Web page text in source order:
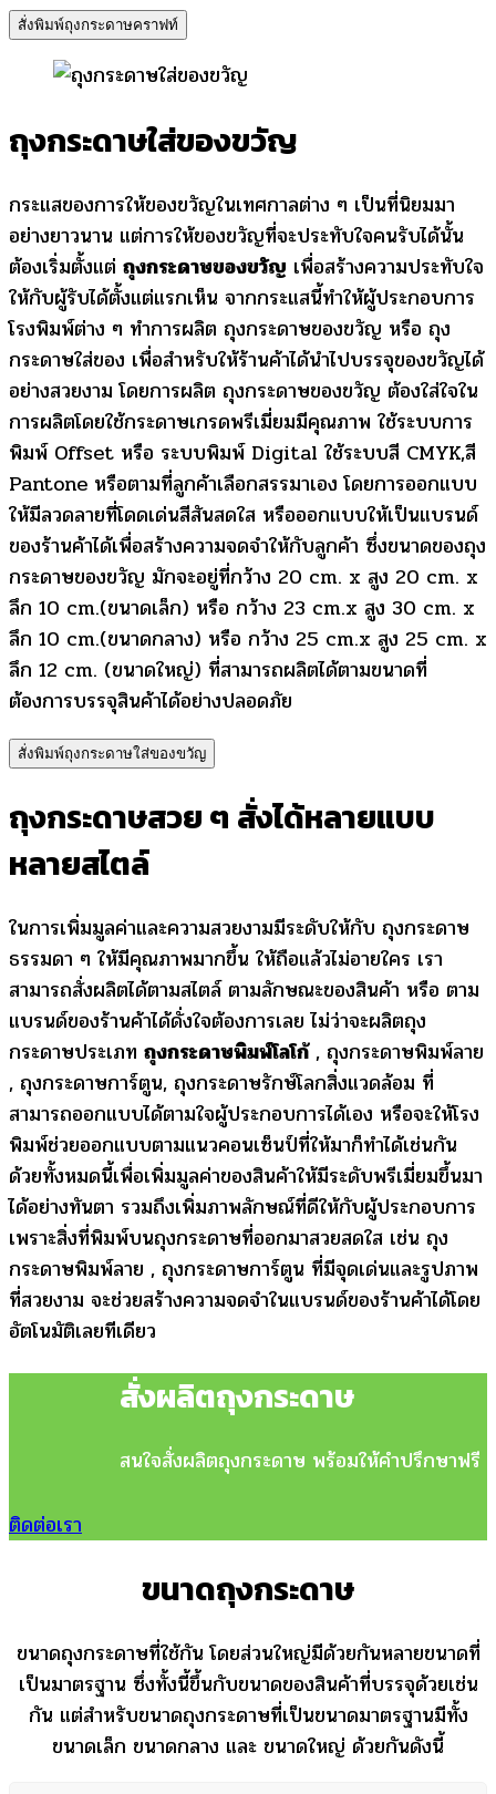
สั่งพิมพ์ถุงกระดาษคราฟท์
ถุงกระดาษใส่ของขวัญ
กระแสของการให้ของขวัญในเทศกาลต่าง ๆ เป็นที่นิยมมา
อย่างยาวนาน แต่การให้ของขวัญที่จะประทับใจคนรับได้นั้น
ต้องเริ่มตั้งแต่ ถุงกระดาษของขวัญ เพื่อสร้างความประทับใจ
ให้กับผู้รับได้ตั้งแต่แรกเห็น จากกระแสนี้ทำให้ผู้ประกอบการ
โรงพิมพ์ต่าง ๆ ทำการผลิต ถุงกระดาษของขวัญ หรือ ถุง
กระดาษใส่ของ เพื่อสำหรับให้ร้านค้าได้นำไปบรรจุของขวัญได้
อย่างสวยงาม โดยการผลิต ถุงกระดาษของขวัญ ต้องใส่ใจใน
การผลิตโดยใช้กระดาษเกรดพรีเมี่ยมมีคุณภาพ ใช้ระบบการ
พิมพ์ Offset หรือ ระบบพิมพ์ Digital ใช้ระบบสี CMYK,สี
Pantone หรือตามที่ลูกค้าเลือกสรรมาเอง โดยการออกแบบ
ให้มีลวดลายที่โดดเด่นสีสันสดใส หรือออกแบบให้เป็นแบรนด์
ของร้านค้าได้เพื่อสร้างความจดจำให้กับลูกค้า ซึ่งขนาดของถุง
กระดาษของขวัญ มักจะอยู่ที่กว้าง 20 cm. x สูง 20 cm. x
ลึก 10 cm.(ขนาดเล็ก) หรือ กว้าง 23 cm.x สูง 30 cm. x
ลึก 10 cm.(ขนาดกลาง) หรือ กว้าง 25 cm.x สูง 25 cm. x
ลึก 12 cm. (ขนาดใหญ่) ที่สามารถผลิตได้ตามขนาดที่
ต้องการบรรจุสินค้าได้อย่างปลอดภัย
สั่งพิมพ์ถุงกระดาษใส่ของขวัญ
ถุงกระดาษสวย ๆ สั่งได้หลายแบบ
หลายสไตล์
ในการเพิ่มมูลค่าและความสวยงามมีระดับให้กับ ถุงกระดาษ
ธรรมดา ๆ ให้มีคุณภาพมากขึ้น ให้ถือแล้วไม่อายใคร เรา
สามารถสั่งผลิตได้ตามสไตล์ ตามลักษณะของสินค้า หรือ ตาม
แบรนด์ของร้านค้าได้ดั่งใจต้องการเลย ไม่ว่าจะผลิตถุง
กระดาษประเภท ถุงกระดาษพิมพ์โลโก้, ถุงกระดาษพิมพ์ลาย
, ถุงกระดาษการ์ตูน, ถุงกระดาษรักษ์โลกสิ่งแวดล้อม ที่
สามารถออกแบบได้ตามใจผู้ประกอบการได้เอง หรือจะให้โรง
พิมพ์ช่วยออกแบบตามแนวคอนเซ็นป์ที่ให้มาก็ทำได้เช่นกัน
ด้วยทั้งหมดนี้เพื่อเพิ่มมูลค่าของสินค้าให้มีระดับพรีเมี่ยมขึ้นมา
ได้อย่างทันตา รวมถึงเพิ่มภาพลักษณ์ที่ดีให้กับผู้ประกอบการ
เพราะสิ่งที่พิมพ์บนถุงกระดาษที่ออกมาสวยสดใส เช่น ถุง
กระดาษพิมพ์ลาย , ถุงกระดาษการ์ตูน ที่มีจุดเด่นและรูปภาพ
ที่สวยงาม จะช่วยสร้างความจดจำในแบรนด์ของร้านค้าได้โดย
อัตโนมัติเลยทีเดียว
สั่งผลิตถุงกระดาษ
สนใจสั่งผลิตถุงกระดาษ พร้อมให้คำปรึกษาฟรี
ติดต่อเรา
ขนาดถุงกระดาษ
ขนาดถุงกระดาษที่ใช้กัน โดยส่วนใหญ่มีด้วยกันหลายขนาดที่
เป็นมาตรฐาน ซึ่งทั้งนี้ขึ้นกับขนาดของสินค้าที่บรรจุด้วยเช่น
กัน แต่สำหรับขนาดถุงกระดาษที่เป็นขนาดมาตรฐานมีทั้ง
ขนาดเล็ก ขนาดกลาง และ ขนาดใหญ่ ด้วยกันดังนี้